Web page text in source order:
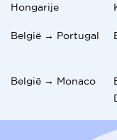
Hongarije
België → Portugal
België → Monaco